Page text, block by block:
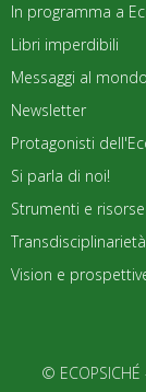
In programma a
Libri imperdibili
Messaggi al mondo
Newsletter
Protagonisti
Si parla di noi!
Strumenti e
Transdisciplinarietà
Vision e
© ECOPSICHÉ